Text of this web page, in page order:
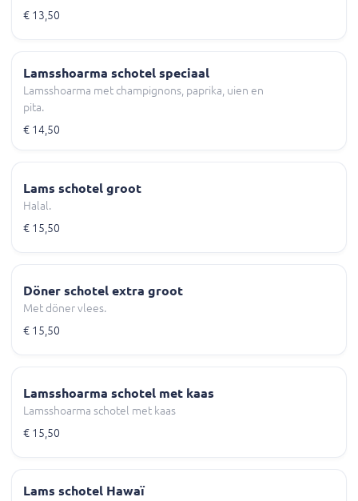
€ 13,50
Lamsshoarma schotel speciaal
Lamsshoarma met champignons, paprika, uien en
pita.
€ 14,50
Lams schotel groot
Halal.
€ 15,50
Döner schotel extra groot
Met döner vlees.
€ 15,50
Lamsshoarma schotel met kaas
Lamsshoarma schotel met kaas
€ 15,50
Lams schotel Hawaï